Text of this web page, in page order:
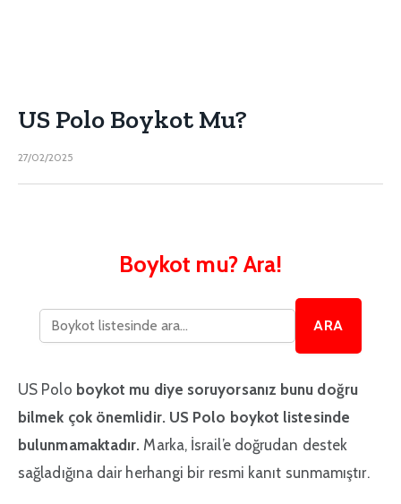
US Polo Boykot Mu?
27/02/2025
Boykot mu? Ara!
ARA
US Polo boykot mu diye soruyorsanız bunu doğru
bilmek çok önemlidir. US Polo boykot listesinde
bulunmamaktadır. Marka, İsrail’e doğrudan destek
sağladığına dair herhangi bir resmi kanıt sunmamıştır.